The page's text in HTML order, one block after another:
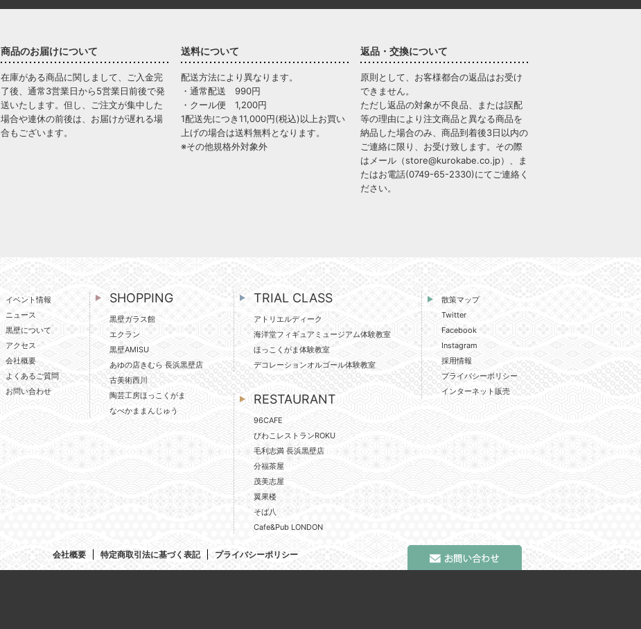
商品のお届けについて
在庫がある商品に関しまして、ご入金完
了後、通常3営業日から5営業日前後で発
送いたします。但し、ご注文が集中した
場合や連休の前後は、お届けが遅れる場
合もございます。
送料について
配送方法により異なります。
・通常配送 990円
・クール便 1,200円
1配送先につき11,000円(税込)以上お買い
上げの場合は送料無料となります。
※その他規格外対象外
返品・交換について
原則として、お客様都合の返品はお受け
できません。
ただし返品の対象が不良品、または誤配
等の理由により注文商品と異なる商品を
納品した場合のみ、商品到着後3日以内の
ご連絡に限り、お受け致します。その際
はメール（store@kurokabe.co.jp）、ま
たはお電話(0749-65-2330)にてご連絡く
ださい。
イベント情報
ニュース
黒壁について
アクセス
会社概要
よくあるご質問
お問い合わせ
SHOPPING
黒壁ガラス館
エクラン
黒壁AMISU
あゆの店きむら 長浜黒壁店
古美術西川
陶芸工房ほっこくがま
なべかままんじゅう
TRIAL CLASS
アトリエルディーク
海洋堂フィギュアミュージアム体験教室
ほっこくがま体験教室
デコレーションオルゴール体験教室
RESTAURANT
96CAFE
びわこレストランROKU
毛利志満 長浜黒壁店
分福茶屋
茂美志屋
翼果楼
そば八
Cafe&Pub LONDON
散策マップ
Twitter
Facebook
Instagram
採用情報
プライバシーポリシー
インターネット販売
会社概要 特定商取引法に基づく表記 プライバシーポリシー